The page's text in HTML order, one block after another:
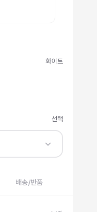
화이트
선택
배송/반품